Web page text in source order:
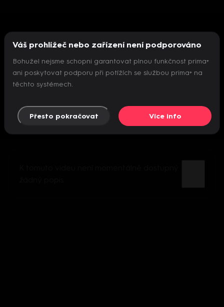
Nepodařilo se inicializovat přehrávač
Váš prohlížeč nebo zařízení není podporováno
Bohužel nejsme schopni garantovat plnou funkčnost prima+
ani poskytovat podporu při potížích se službou prima+ na
těchto systémech.
Přesto pokračovat Více info